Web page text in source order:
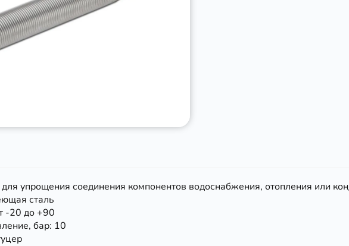
упрощения соединения компонентов водоснабжения, отопления или
сталь
-20 до +90
бар: 10